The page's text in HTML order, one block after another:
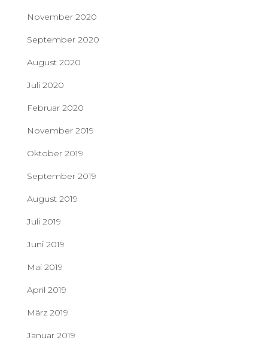
November 2020
September 2020
August 2020
Juli 2020
Februar 2020
November 2019
Oktober 2019
September 2019
August 2019
Juli 2019
Juni 2019
Mai 2019
April 2019
März 2019
Januar 2019